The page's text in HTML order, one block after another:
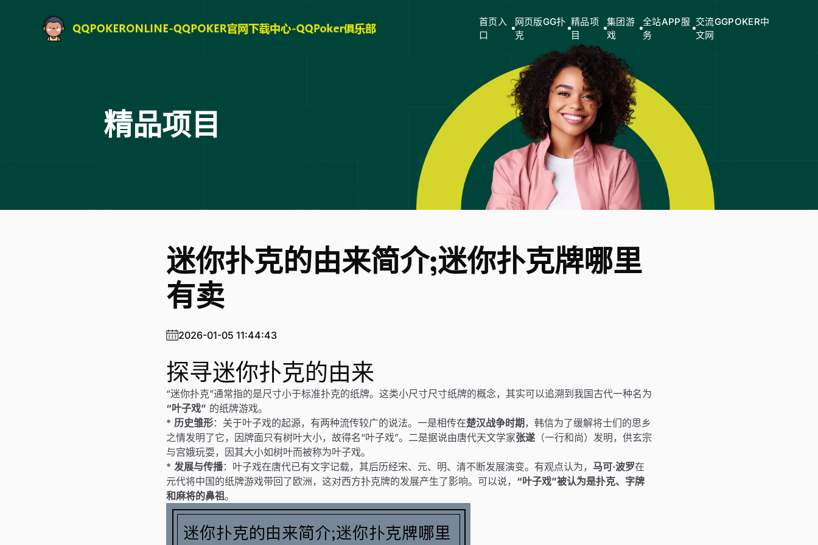
首页入
口
网页版GG扑
克
精品项
目
集团游
戏
全站APP服
务
交流GGPOKER中
文网
精品项目
迷你扑克的由来简介;迷你扑克牌哪里
有卖
2026-01-05 11:44:43
探寻迷你扑克的由来
“迷你扑克”通常指的是尺寸小于标准扑克的纸牌。这类小尺寸尺寸纸牌的概念，其实可以追溯到我国古代一种名为
“叶子戏” 的纸牌游戏。
* 历史雏形：关于叶子戏的起源，有两种流传较广的说法。一是相传在楚汉战争时期，韩信为了缓解将士们的思乡
之情发明了它，因牌面只有树叶大小，故得名“叶子戏”。二是据说由唐代天文学家张遂（一行和尚）发明，供玄宗
与宫娥玩耍，因其大小如树叶而被称为叶子戏。
* 发展与传播：叶子戏在唐代已有文字记载，其后历经宋、元、明、清不断发展演变。有观点认为， 马可·波罗在
元代将中国的纸牌游戏带回了欧洲，这对西方扑克牌的发展产生了影响。可以说， “叶子戏”被认为是扑克、字牌
和麻将的鼻祖。